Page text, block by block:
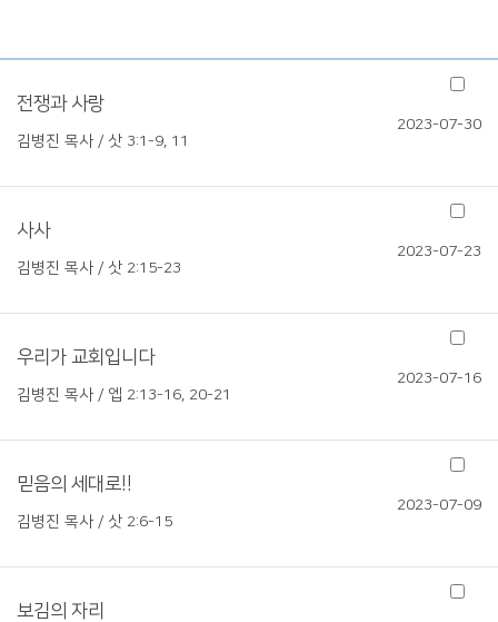
전쟁과 사랑
김병진 목사 / 삿 3:1-9, 11
2023-07-30
사사
김병진 목사 / 삿 2:15-23
2023-07-23
우리가 교회입니다
김병진 목사 / 엡 2:13-16, 20-21
2023-07-16
믿음의 세대로!!
김병진 목사 / 삿 2:6-15
2023-07-09
보김의 자리